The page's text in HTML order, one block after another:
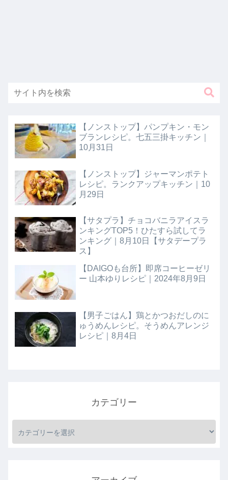
【ノンストップ】パンプキン・モン
ブランレシピ。七五三掛キッチン｜
10月31日
【ノンストップ】ジャーマンポテト
レシピ。ランクアップキッチン｜10
月29日
【サタプラ】チョコバニラアイスラ
ンキングTOP5！ひたすら試してラ
ンキング｜8月10日【サタデープラ
ス】
【DAIGOも台所】即席コーヒーゼリ
ー 山本ゆりレシピ｜2024年8月9日
【男子ごはん】鶏とかつおだしのに
ゅうめんレシピ。そうめんアレンジ
レシピ｜8月4日
カテゴリー